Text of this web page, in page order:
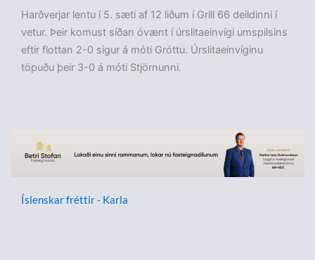
Harðverjar lentu í 5. sæti af 12 liðum í Grill 66 deildinni í
vetur. Þeir komust síðan óvænt í úrslitaeinvígi umspilsins
eftir flottan 2-0 sigur á móti Gróttu. Úrslitaeinvíginu
töpuðu þeir 3-0 á móti Stjörnunni.
Íslenskar fréttir - Karla